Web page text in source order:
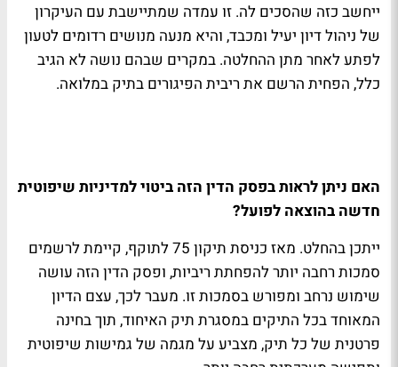
ייחשב כזה שהסכים לה. זו עמדה שמתיישבת עם העיקרון
של ניהול דיון יעיל ומכבד, והיא מנעה מנושים רדומים לטעון
לפתע לאחר מתן ההחלטה. במקרים שבהם נושה לא הגיב
כלל, הפחית הרשם את ריבית הפיגורים בתיק במלואה.
האם ניתן לראות בפסק הדין הזה ביטוי למדיניות שיפוטית
חדשה בהוצאה לפועל?
ייתכן בהחלט. מאז כניסת תיקון 75 לתוקף, קיימת לרשמים
סמכות רחבה יותר להפחתת ריביות, ופסק הדין הזה עושה
שימוש נרחב ומפורש בסמכות זו. מעבר לכך, עצם הדיון
המאוחד בכל התיקים במסגרת תיק האיחוד, תוך בחינה
פרטנית של כל תיק, מצביע על מגמה של גמישות שיפוטית